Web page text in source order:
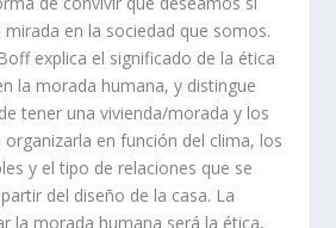
en la sociedad que somos.
explica el significado de la ética
la morada humana, y distingue
tener una vivienda/morada y los
en función del clima, los
y el tipo de relaciones que se
del diseño de la casa. La
la morada humana será la ética,